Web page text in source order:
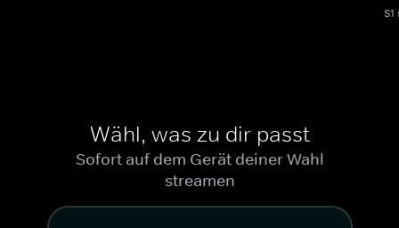
Wähl, was zu dir passt
Sofort auf dem Gerät deiner Wahl
streamen